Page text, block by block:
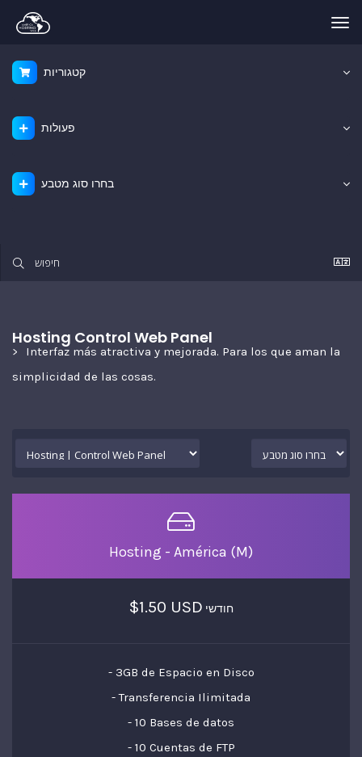
קטגוריות
פעולות
בחרו סוג מטבע
Hosting Control Web Panel
Interfaz más atractiva y mejorada. Para los que aman la
simplicidad de las cosas.
Hosting - América (M)
$1.50 USD חודשי
- 3GB de Espacio en Disco
- Transferencia Ilimitada
- 10 Bases de datos
- 10 Cuentas de FTP